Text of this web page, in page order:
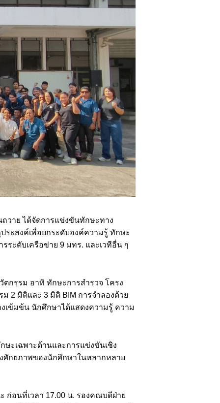
วาย ได้จัดการแข่งขันทักษะทาง
ระสงค์เพื่อยกระดับองค์ความรู้ ทักษะ
ะดับเครือข่าย 9 มทร. และเวทีอื่น ๆ
กรรม อาทิ ทักษะการสำรวจ โครง
2 มิติและ 3 มิติ BIM การจำลองด้วย
เข้มข้น นักศึกษาได้แสดงความรู้ ความ
ษะเฉพาะด้านและการแข่งขันเชิง
ศักยภาพของนักศึกษาในหลากหลาย
ก่อนที่เวลา 17.00 น. รองคณบดีฝ่าย